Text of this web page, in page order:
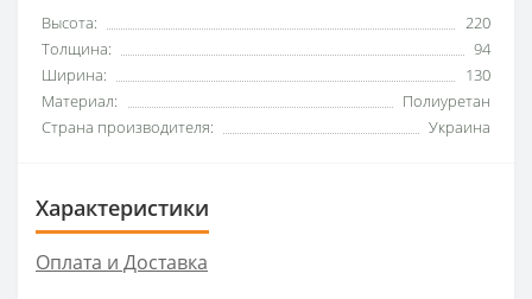
Высота:
220
Толщина:
94
Ширина:
130
Материал:
Полиуретан
Страна производителя:
Украина
Характеристики
Оплата и Доставка